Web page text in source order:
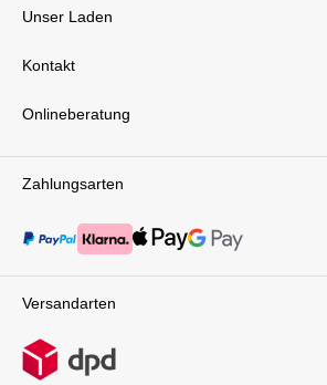
Zahlungsarten
Versandarten
Unser Laden
Kontakt
Onlineberatung